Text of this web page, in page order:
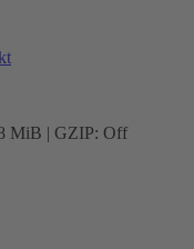
MiB | GZIP: Off